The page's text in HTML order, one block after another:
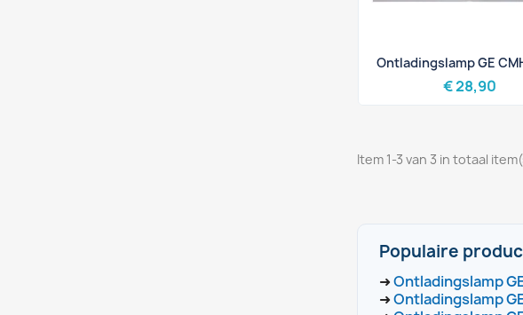
Snel
Ontladingslamp GE CMH
€ 28,90
Item 1-3 van 3 in totaal
Populaire
➜Ontladingslamp
➜Ontladingslamp